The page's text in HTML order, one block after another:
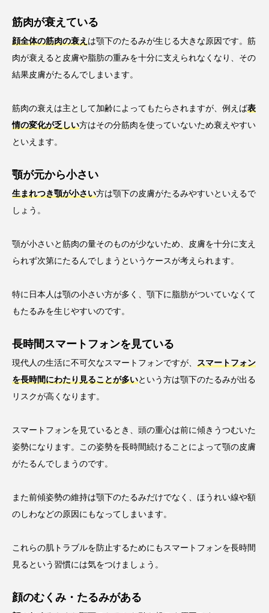
筋肉が衰えている
顔全体の筋肉の衰えは顎下のたるみが生じる大きな原因です。筋
肉が衰えると皮膚や脂肪の重みを十分に支えられなくなり、その
結果皮膚がたるんでしまいます。
筋肉の衰えは主として加齢によってもたらされますが、例えば表
情の変化が乏しい方はその分筋肉を使っていないため衰えやすい
といえます。
顎が元から小さい
生まれつき顎が小さい方は顎下の皮膚がたるみやすいといえるで
しょう。
顎が小さいと筋肉の量そのものが少ないため、皮膚を十分に支え
られず次第にたるんでしまうというケースが考えられます。
特に日本人は顎の小さい方が多く、顎下に脂肪がついていなくて
もたるみを生じやすいのです。
長時間スマートフォンを見ている
現代人の生活に不可欠なスマートフォンですが、 スマートフォン
を長時間にわたり見ることが多いという方は顎下のたるみが出る
リスクが高くなります。
スマートフォンを見ているとき、頭の重心は前に傾きうつむいた
姿勢になります。この姿勢を長時間続けることによって顎の皮膚
がたるんでしまうのです。
また前傾姿勢の維持は顎下のたるみだけでなく、ほうれい線や額
のしわなどの原因にもなってしまいます。
これらの肌トラブルを防止するためにもスマートフォンを長時間
見るという習慣には気をつけましょう。
顔のむくみ・たるみがある